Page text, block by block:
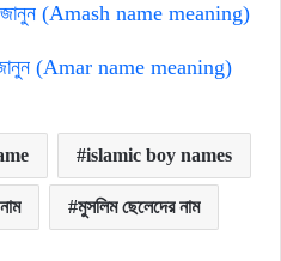
জানুন (Amash name meaning)
জানুন (Amar name meaning)
islamic boy names
মুসলিম ছেলেদের নাম